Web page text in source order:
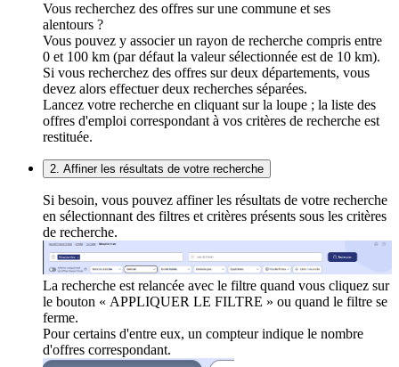
Vous recherchez des offres sur une commune et ses
alentours ?
Vous pouvez y associer un rayon de recherche compris entre
0 et 100 km (par défaut la valeur sélectionnée est de 10 km).
Si vous recherchez des offres sur deux départements, vous
devez alors effectuer deux recherches séparées.
Lancez votre recherche en cliquant sur la loupe ; la liste des
offres d'emploi correspondant à vos critères de recherche est
restituée.
2. Affiner les résultats de votre recherche
Si besoin, vous pouvez affiner les résultats de votre recherche
en sélectionnant des filtres et critères présents sous les critères
de recherche.
La recherche est relancée avec le filtre quand vous cliquez sur
le bouton « APPLIQUER LE FILTRE » ou quand le filtre se
ferme.
Pour certains d'entre eux, un compteur indique le nombre
d'offres correspondant.